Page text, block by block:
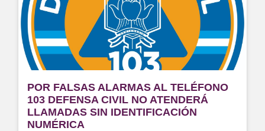
POR FALSAS ALARMAS AL TELÉFONO
103 DEFENSA CIVIL NO ATENDERÁ
LLAMADAS SIN IDENTIFICACIÓN
NUMÉRICA